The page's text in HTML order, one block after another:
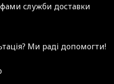
служби доставки
Ми раді допомогти!